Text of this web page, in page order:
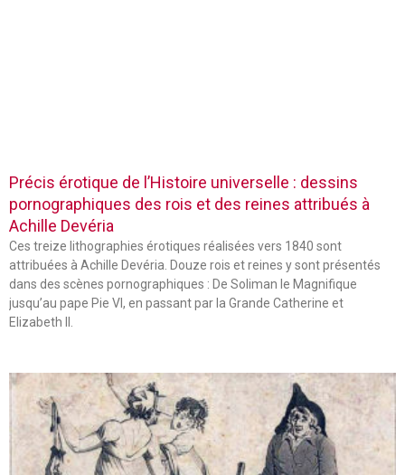
Précis érotique de l’Histoire universelle : dessins
pornographiques des rois et des reines attribués à
Achille Devéria
Ces treize lithographies érotiques réalisées vers 1840 sont
attribuées à Achille Devéria. Douze rois et reines y sont présentés
dans des scènes pornographiques : De Soliman le Magnifique
jusqu’au pape Pie VI, en passant par la Grande Catherine et
Elizabeth II.